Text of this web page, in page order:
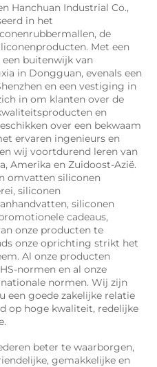
Hanchuan Industrial Co.,
in het
de
Met een
buitenwijk van
in Dongguan, evenals een
en een vestiging in
in om klanten over de
en
over een bekwaam
ervaren ingenieurs en
wij voortdurend leren van
Amerika en Zuidoost-Azië.
omvatten siliconen
siliconen
siliconen
cadeaus,
onze producten te
onze oprichting strikt het
Al onze producten
normen en al onze
normen. Wij zijn
goede zakelijke relatie
op hoge kwaliteit, redelijke
beter te waarborgen,
gemakkelijke en